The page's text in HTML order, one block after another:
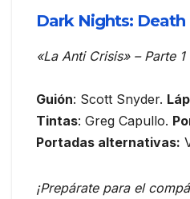
Dark Nights: Death
«La Anti Crisis» – Parte 1
Guión: Scott Snyder.
Tintas: Greg Capullo.
Portadas alternativas:
¡Prepárate para el